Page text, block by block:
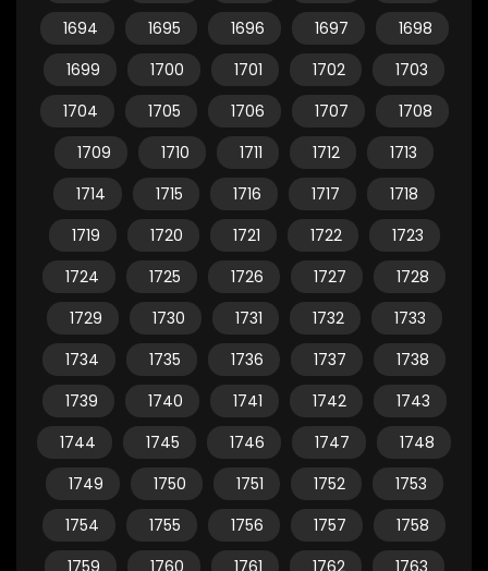
1694
1695 1696 1697
1698
1699
1700 1701 1702
1703
1704
1705 1706 1707
1708
1709
1710 1711 1712
1713
1714
1715 1716 1717
1718
1719
1720 1721 1722
1723
1724
1725 1726 1727
1728
1729
1730 1731 1732
1733
1734
1735 1736 1737
1738
1739
1740 1741 1742
1743
1744
1745 1746 1747
1748
1749
1750 1751 1752
1753
1754
1755 1756 1757
1758